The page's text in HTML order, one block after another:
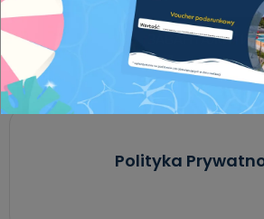
ЗАВАНТАЖИТИ
Polityka